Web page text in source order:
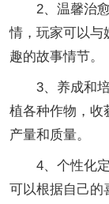
2、温馨治愈
情，玩家可以与
趣的故事情节。
3、养成和培
植各种作物，收
产量和质量。
4、个性化定
可以根据自己的